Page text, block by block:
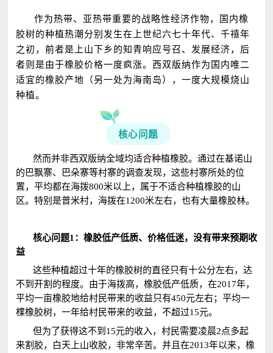
作为热带、亚热带重要的战略性经济作物，国内橡
胶树的种植热潮分别发生在上世纪六七十年代、千禧年
之初，前者是上山下乡的知青响应号召、发展经济，后
者则是由于橡胶价格一度疯涨。西双版纳作为国内唯二
适宜的橡胶产地（另一处为海南岛），一度大规模烧山
种植。
核心问题
然而并非西双版纳全域均适合种植橡胶。通过在基诺山
的巴飘寨、巴朵寨等村寨的调查发现，这些村寨所处的位
置，平均都在海拨800米以上，属于不适合种植橡胶的山
区。特别是普米村，海拨在1200米左右，也有大量橡胶林。
核心问题1：橡胶低产低质、价格低迷，没有带来预期收
益
这些种植超过十年的橡胶树的直径只有十公分左右，达
不到开割的程度。由于海拨高，橡胶低产低质，在2017年，
平均一亩橡胶地给村民带来的收益只有450元左右；平均一
棵橡胶树，一年给村民带来的收益，不超过15元。
但为了获得这不到15元的收入，村民需要凌晨2点多起
来割胶，白天上山收胶，非常辛苦。并且在2013年以来，橡